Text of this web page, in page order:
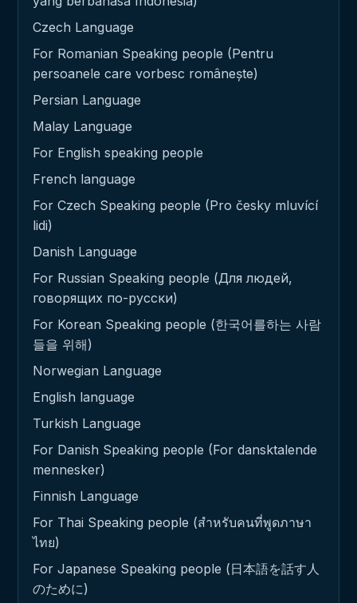
Czech Language
For Romanian Speaking people (Pentru
persoanele care vorbesc românește)
Persian Language
Malay Language
For English speaking people
French language
For Czech Speaking people (Pro česky mluvící
lidi)
Danish Language
For Russian Speaking people (Для людей,
говорящих по-русски)
For Korean Speaking people (한국어를하는 사람
들을 위해)
Norwegian Language
English language
Turkish Language
For Danish Speaking people (For dansktalende
mennesker)
Finnish Language
For Thai Speaking people (สำหรับคนที่พูดภาษา
ไทย)
For Japanese Speaking people (日本語を話す人
のために)